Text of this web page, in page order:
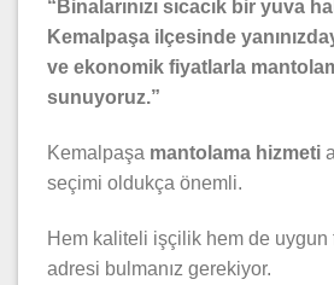
“Binalarınızı sıcacık bir yuva
Kemalpaşa ilçesinde
ve ekonomik fiyatlarla
sunuyoruz.”
Kemalpaşa mantolama hizmeti
seçimi oldukça önemli.
Hem kaliteli işçilik hem de uygun
adresi bulmanız gerekiyor.